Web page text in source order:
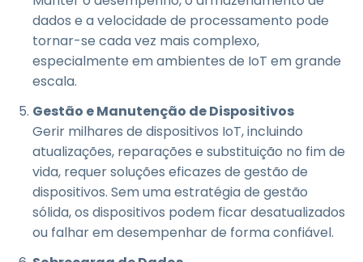
dados e a velocidade de processamento pode
tornar-se cada vez mais complexo,
especialmente em ambientes de IoT em grande
escala.
Gestão e Manutenção de Dispositivos
Gerir milhares de dispositivos IoT, incluindo
atualizações, reparações e substituição no fim de
vida, requer soluções eficazes de gestão de
dispositivos. Sem uma estratégia de gestão
sólida, os dispositivos podem ficar desatualizados
ou falhar em desempenhar de forma confiável.